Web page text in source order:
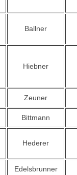
Ballner
Hiebner
Zeuner
Bittmann
Hederer
Edelsbrunner